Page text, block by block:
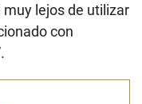
lejos de utilizar
con